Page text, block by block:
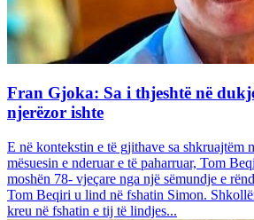
Fran Gjoka: Sa i thjeshtë në
njerëzor ishte
E në kontekstin e të gjithave sa shkruajtëm
mësuesin e nderuar e të paharruar, Tom
moshën 78- vjeçare nga një sëmundje e
Tom Beqiri u lind në fshatin Simon.
kreu në fshatin e tij të lindjes...